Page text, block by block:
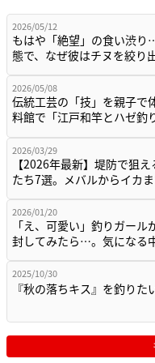
2026/05/12
もはや「絶望」の食い渋
態で、なぜ彼はチヌを絞り
2026/05/08
伝統工芸の「技」を親子で
料館で「江戸和竿とハゼ釣
2026/03/29
【2026年最新】堤防で狙
たち7選。メバルからイカ
2026/01/20
「え、可愛い」釣りガー
封してみたら…。気になる
2025/10/30
『秋の落ちキス』を釣り